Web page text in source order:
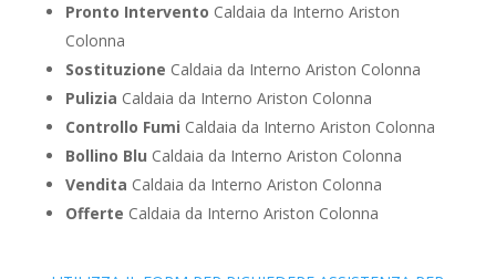
Pronto Intervento Caldaia da Interno Ariston
Colonna
Sostituzione Caldaia da Interno Ariston Colonna
Pulizia Caldaia da Interno Ariston Colonna
Controllo Fumi Caldaia da Interno Ariston Colonna
Bollino Blu Caldaia da Interno Ariston Colonna
Vendita Caldaia da Interno Ariston Colonna
Offerte Caldaia da Interno Ariston Colonna